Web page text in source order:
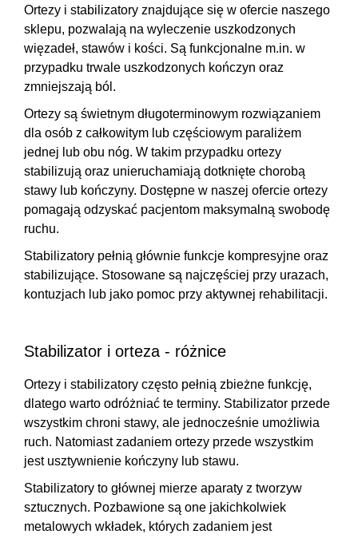
Ortezy i stabilizatory znajdujące się w ofercie naszego
sklepu, pozwalają na wyleczenie uszkodzonych
więzadeł, stawów i kości. Są funkcjonalne m.in. w
przypadku trwale uszkodzonych kończyn oraz
zmniejszają ból .
Ortezy są świetnym długoterminowym rozwiązaniem
dla osób z całkowitym lub częściowym paraliżem
jednej lub obu nóg. W takim przypadku ortezy
stabilizują oraz unieruchamiają dotknięte chorobą
stawy lub kończyny. Dostępne w naszej ofercie ortezy
pomagają odzyskać pacjentom maksymalną swobodę
ruchu.
Stabilizatory pełnią głównie funkcje kompresyjne oraz
stabilizujące. Stosowane są najczęściej przy urazach,
kontuzjach lub jako pomoc przy aktywnej rehabilitacji.
Stabilizator i orteza - różnice
Ortezy i stabilizatory często pełnią zbieżne funkcję,
dlatego warto odróżniać te terminy. Stabilizator przede
wszystkim chroni stawy, ale jednocześnie umożliwia
ruch. Natomiast zadaniem ortezy przede wszystkim
jest usztywnienie kończyny lub stawu.
Stabilizatory to głównej mierze aparaty z tworzyw
sztucznych. Pozbawione są one jakichkolwiek
metalowych wkładek, których zadaniem jest